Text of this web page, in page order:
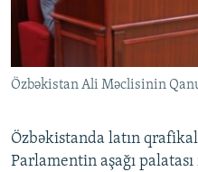
KARIKATURA
İSLAM VƏ DEMOKRATIYA
PEŞƏ ETIKASI VƏ JURNALISTIKA
AZADLIQRADIOSU MOBIL
XƏBƏR BÜLLETENLƏRIMIZ
BIZI IZLƏ
RFE/RL-in bütün saytları
Özbəkistan Ali Məclisinin
Özbəkistanda latın
Parlamentin aşağı